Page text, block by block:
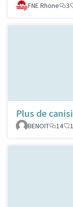
FNE Rhone 3
Plus de
BENOIT
14